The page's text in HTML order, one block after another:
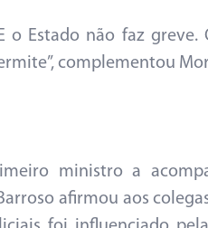
o Estado não faz
complementou
ministro a
afirmou aos